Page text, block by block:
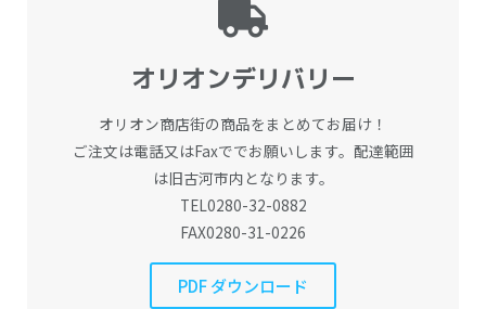
オリオンデリバリー
オリオン商店街の商品をまとめてお届け！
ご注文は電話又はFaxででお願いします。配達範囲
は旧古河市内となります。
TEL0280-32-0882
FAX0280-31-0226
PDF ダウンロード